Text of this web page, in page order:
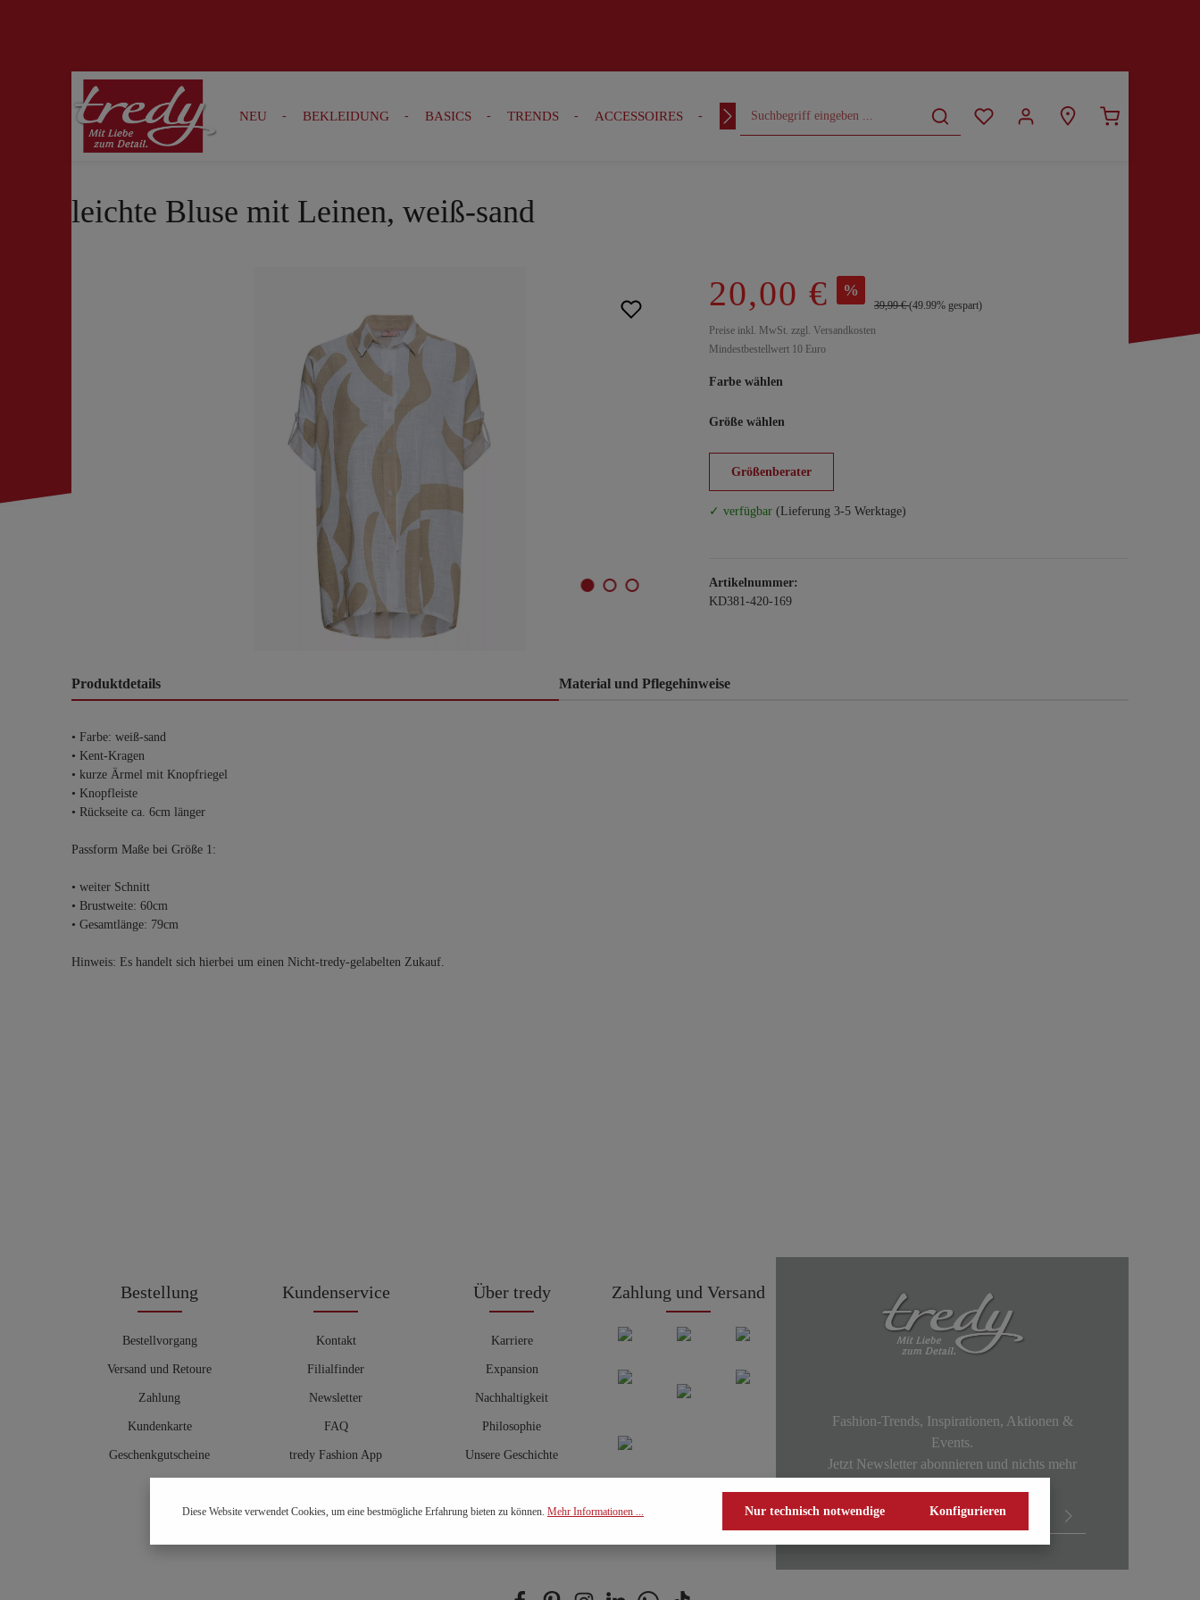
Zur Suche springen Zur Hauptnavigation springen
NEU BEKLEIDUNG BASICS TRENDS ACCESSOIRES OUTFITS CURVY
leichte Bluse mit Leinen, weiß-sand
20,00 € %
39,99 €(49.99% gespart)
Preise inkl. MwSt. zzgl. Versandkosten
Mindestbestellwert 10 Euro
Farbe wählen
Größe wählen
Größenberater
✓ verfügbar (Lieferung 3-5 Werktage)
Artikelnummer:
KD381-420-169
Produktdetails Material und Pflegehinweise
• Farbe: weiß-sand
• Kent-Kragen
• kurze Ärmel mit Knopfriegel
• Knopfleiste
• Rückseite ca. 6cm länger
Passform Maße bei Größe 1:
• weiter Schnitt
• Brustweite: 60cm
• Gesamtlänge: 79cm
Hinweis: Es handelt sich hierbei um einen Nicht-tredy-gelabelten Zukauf.
Bestellung
Bestellvorgang
Versand und Retoure
Zahlung
Kundenkarte
Geschenkgutscheine
Kundenservice
Kontakt
Filialfinder
Newsletter
FAQ
tredy Fashion App
Hosenberater
Über tredy
Karriere
Expansion
Nachhaltigkeit
Philosophie
Unsere Geschichte
Zahlung und Versand
Fashion-Trends, Inspirationen, Aktionen &
Events.
Jetzt Newsletter abonnieren und nichts mehr
Diese Website verwendet Cookies, um eine bestmögliche Erfahrung bieten zu können. Mehr Informationen ... Nur technisch notwendige Konfigurieren